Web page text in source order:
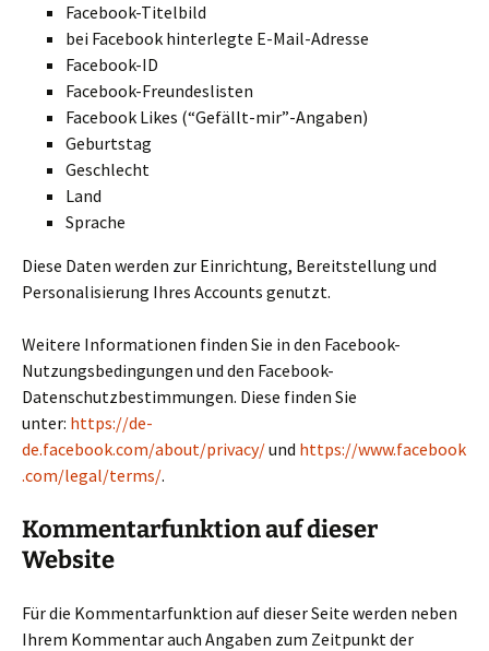
Facebook-Titelbild
bei Facebook hinterlegte E-Mail-Adresse
Facebook-ID
Facebook-Freundeslisten
Facebook Likes (“Gefällt-mir”-Angaben)
Geburtstag
Geschlecht
Land
Sprache
Diese Daten werden zur Einrichtung, Bereitstellung und
Personalisierung Ihres Accounts genutzt.
Weitere Informationen finden Sie in den Facebook-
Nutzungsbedingungen und den Facebook-
Datenschutzbestimmungen. Diese finden Sie
unter: https://de-
de.facebook.com/about/privacy/und https://www.facebook
.com/legal/terms/.
Kommentarfunktion auf dieser
Website
Für die Kommentarfunktion auf dieser Seite werden neben
Ihrem Kommentar auch Angaben zum Zeitpunkt der